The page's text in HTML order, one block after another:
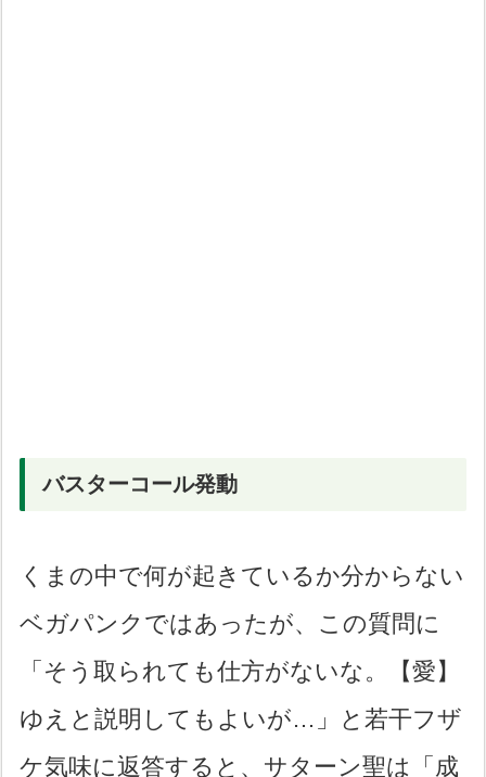
バスターコール発動
くまの中で何が起きているか分からない
ベガパンクではあったが、この質問に
「そう取られても仕方がないな。【愛】
ゆえと説明してもよいが…」と若干フザ
ケ気味に返答すると、サターン聖は「成